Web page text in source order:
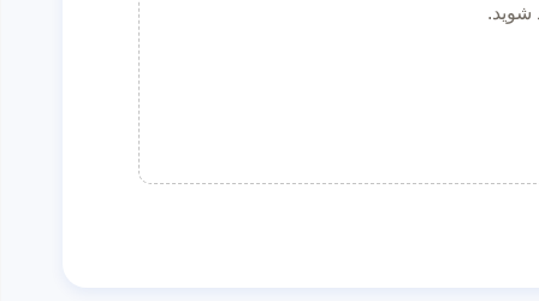
شوید.